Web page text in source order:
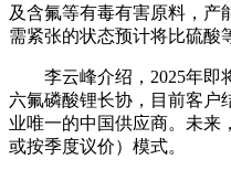
及含氟等有毒有害原料，产
需紧张的状态预计将比硫酸
李云峰介绍，2025年即
六氟磷酸锂长协，目前客户
业唯一的中国供应商。未来
或按季度议价）模式。